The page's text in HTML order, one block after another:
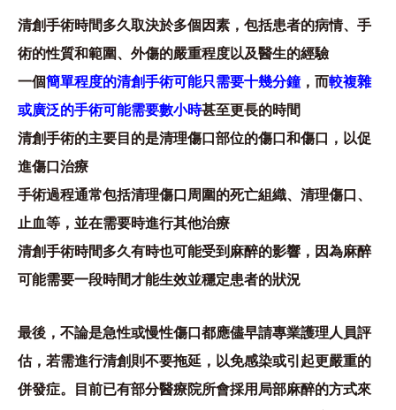
清創手術時間多久取決於多個因素，包括患者的病情、手
術的性質和範圍、外傷的嚴重程度以及醫生的經驗
一個簡單程度的清創手術可能只需要十幾分鐘，而較複雜
或廣泛的手術可能需要數小時甚至更長的時間
清創手術的主要目的是清理傷口部位的傷口和傷口，以促
進傷口治療
手術過程通常包括清理傷口周圍的死亡組織、清理傷口、
止血等，並在需要時進行其他治療
清創手術時間多久有時也可能受到麻醉的影響，因為麻醉
可能需要一段時間才能生效並穩定患者的狀況
最後，不論是急性或慢性傷口都應儘早請專業護理人員評
估，若需進行清創則不要拖延，以免感染或引起更嚴重的
併發症。目前已有部分醫療院所會採用局部麻醉的方式來